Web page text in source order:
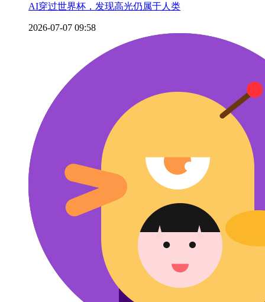
AI穿过世界杯，发现高光仍属于人类
2026-07-07 09:58